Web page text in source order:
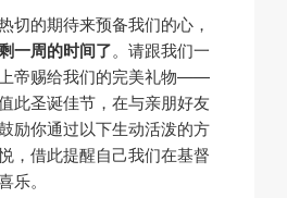
切的期待来预备我们的心，
一周的时间了。请跟我们一
帝赐给我们的完美礼物——
此圣诞佳节，在与亲朋好友
励你通过以下生动活泼的方
，借此提醒自己我们在基督
乐。